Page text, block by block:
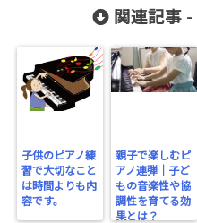
関連記事 -
子供のピアノ練
習で大切なこと
は時間よりも内
容です。
親子で楽しむピ
アノ連弾｜子ど
もの音楽性や協
調性を育てる効
果とは？